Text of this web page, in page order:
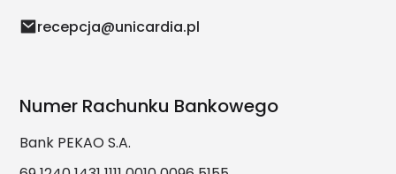
recepcja@unicardia.pl
Numer Rachunku Bankowego
Bank PEKAO S.A.